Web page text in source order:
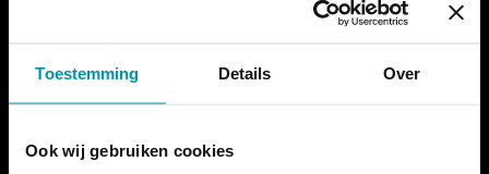
Toestemming Details Over
Ook wij gebruiken cookies
extra ontmoetingsmoment
voor iedereen die actief is
zwembadbouwers tot
1777ZH Hippolytushoef
tel. +31 (0)227 593433